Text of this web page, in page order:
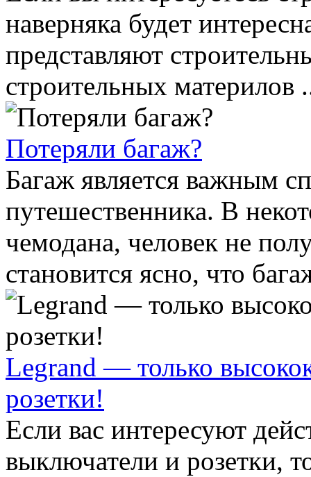
наверняка будет
представляют
строительных материлов
Потеряли багаж?
Багаж является важным
путешественника. В
чемодана, человек не
становится ясно, что
Legrand — только
розетки!
Если вас интересуют
выключатели и розетки,